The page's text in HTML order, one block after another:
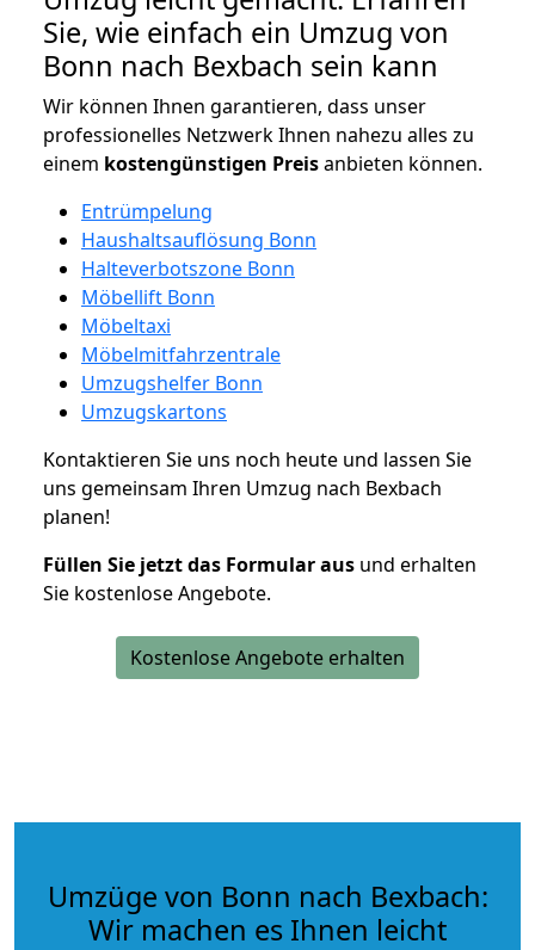
Sie, wie einfach ein Umzug von
Bonn nach Bexbach sein kann
Wir können Ihnen garantieren, dass unser
professionelles Netzwerk Ihnen nahezu alles zu
einem kostengünstigen Preisanbieten können.
Entrümpelung
Haushaltsauflösung Bonn
Halteverbotszone Bonn
Möbellift Bonn
Möbeltaxi
Möbelmitfahrzentrale
Umzugshelfer Bonn
Umzugskartons
Kontaktieren Sie uns noch heute und lassen Sie
uns gemeinsam Ihren Umzug nach Bexbach
planen!
Füllen Sie jetzt das Formular aus und erhalten
Sie kostenlose Angebote.
Kostenlose Angebote erhalten
Umzüge von Bonn nach Bexbach:
Wir machen es Ihnen leicht